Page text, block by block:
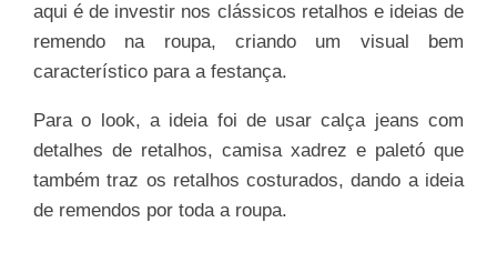
aqui é de investir nos clássicos retalhos e ideias de
remendo na roupa, criando um visual bem
característico para a festança.
Para o look, a ideia foi de usar calça jeans com
detalhes de retalhos, camisa xadrez e paletó que
também traz os retalhos costurados, dando a ideia
de remendos por toda a roupa.